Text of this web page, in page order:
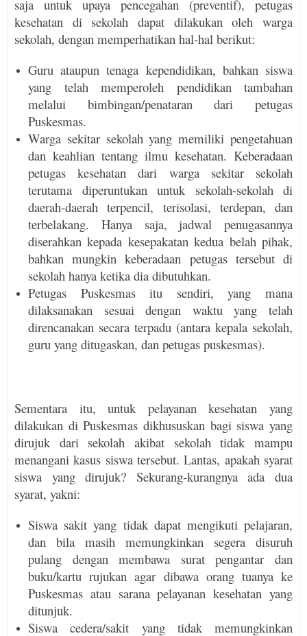
saja untuk upaya pencegahan (preventif), petugas
kesehatan di sekolah dapat dilakukan oleh warga
sekolah, dengan memperhatikan hal-hal berikut:
Guru ataupun tenaga kependidikan, bahkan siswa
yang telah memperoleh pendidikan tam­bah­an
melalui bimbingan/penataran dari petu­gas
Puskesmas.
Warga sekitar sekolah yang memiliki penge­tahuan
dan keahlian tentang ilmu kesehatan. Kebera­daan
petugas kesehatan dari warga sekitar sekolah
terutama diperuntukan untuk sekolah-sekolah di
daerah-daerah terpencil, terisolasi, terdepan, dan
terbelakang. Hanya saja, jadwal penugasannya
diserahkan kepada kesepakatan kedua belah pihak,
bahkan mungkin keberadaan petugas tersebut di
sekolah hanya ketika dia dibutuhkan.
Petugas Puskesmas itu sendiri, yang mana
dilaksanakan sesuai dengan waktu yang telah
direncanakan secara terpadu (antara kepala sekolah,
guru yang ditugaskan, dan petugas puskesmas).
Sementara itu, untuk pelayanan kesehatan yang
dilakukan di Puskesmas dikhususkan bagi siswa yang
dirujuk dari sekolah akibat sekolah tidak mampu
menangani kasus siswa tersebut. Lantas, apakah syarat
siswa yang dirujuk? Sekurang-kurangnya ada dua
syarat, yakni:
Siswa sakit yang tidak dapat mengikuti pelajaran,
dan bila masih memungkinkan segera disuruh
pulang dengan membawa surat pengantar dan
buku/kartu rujukan agar dibawa orang tuanya ke
Puskesmas atau sarana pelayanan kesehatan yang
ditunjuk.
Siswa cedera/sakit yang tidak memungkinkan